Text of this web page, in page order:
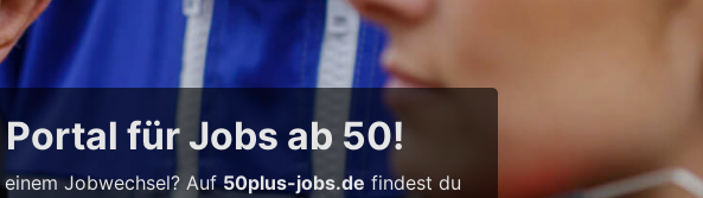
für Jobs ab 50!
Jobwechsel? Auf50plus-jobs.de findest du